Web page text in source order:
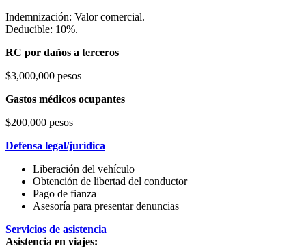
Indemnización: Valor comercial.
Deducible: 10%.
RC por daños a terceros
$3,000,000 pesos
Gastos médicos ocupantes
$200,000 pesos
Defensa legal/jurídica
Liberación del vehículo
Obtención de libertad del conductor
Pago de fianza
Asesoría para presentar denuncias
Servicios de asistencia
Asistencia en viajes: